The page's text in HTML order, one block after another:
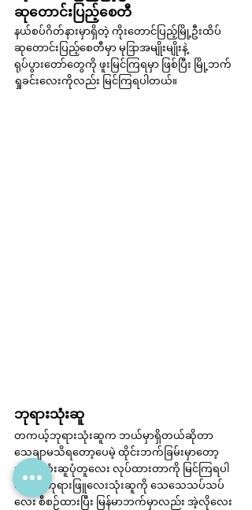
ဆုတောင်းပြည့်စေတီ
နယ်စပ်ဂိတ်နားမှာရှိတဲ့ ကိုးတောင်ပြည့်မြို့ဦးထိပ်
ဆုတောင်းပြည့်စေတီမှာ မုဒြာအမျိုးမျိုးနဲ့
ရုပ်ပွားတော်တွေကို ဖူးမြင်ကြရမှာ ဖြစ်ပြီး မြို့ဘက်
ရှုခင်းလေးကိုလည်း မြင်ကြရပါတယ်။
ဘုရားသုံးဆူ
တကယ့်ဘုရားသုံးဆူက ဘယ်မှာရှိတယ်ဆိုတာ
သေချာမသိရတော့ပေမဲ့ ထိုင်းဘက်ခြမ်းမှာတော့
ဘုရားသုံးဆူပုံတူလေး လုပ်ထားတာကို မြင်ကြရပါ
တယ်။ ဘုရားဖြူလေးသုံးဆူကို သေသေသပ်သပ်
လေး စီစဉ်ထားပြီး မြန်မာဘက်မှာလည်း အဲ့လိုလေး